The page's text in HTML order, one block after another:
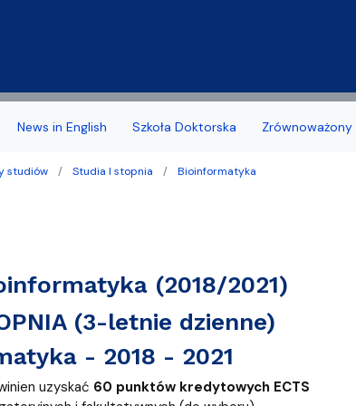
dostępności
Studentów
aktywności studenckiej WMFiI
News in English Szkoła Doktorska
studiów Studia I stopnia Bioinformatyka
(2018/2021)
(3-letnie dzienne)
- 2018 - 2021
uzyskać 60 punktów kredytowych ECTS